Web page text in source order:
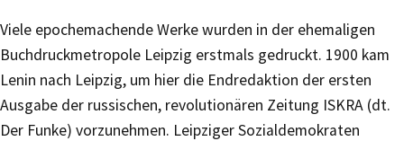
Viele epochemachende Werke wurden in der ehemaligen
Buchdruckmetropole Leipzig erstmals gedruckt. 1900 kam
Lenin nach Leipzig, um hier die Endredaktion der ersten
Ausgabe der russischen, revolutionären Zeitung ISKRA (dt.
Der Funke) vorzunehmen. Leipziger Sozialdemokraten